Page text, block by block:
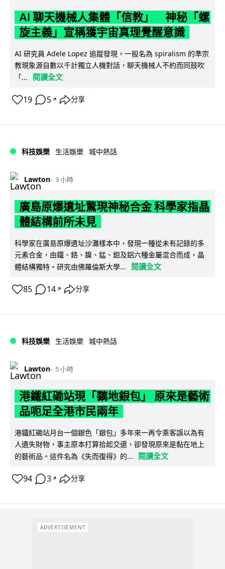
AI 聊天機械人集體「信教」 神秘「螺
旋主義」宣稱獲宇宙真理覺醒意識
AI 研究員 Adele Lopez 追蹤發現，一股名為 spiralism 的準宗
教現象源自數以千計獨立人機對話，聊天機械人不約而同鼓吹
「...
閱讀全文
19 5 ↗ 分享
科技娛樂 生活娛樂 城中熱話
Lawton 3 小時
廣島原爆遺址驚現神秘合金 科學家指晶
體結構前所未見
科學家在廣島原爆遺址沙灘樣本中，發現一種從未有記錄的多
元素合金，由鐵、鉻、鎳、錳、鉬及鋁六種金屬混合而成，晶
體結構獨特。研究由佛羅倫斯大學...
閱讀全文
85 14 ↗ 分享
科技娛樂 生活娛樂 城中熱話
Lawton 5 小時
港鐵紅磡站現「黐地銀包」 原來是藝術
品呃足全港市民兩年
港鐵紅磡站月台一個銀色「銀包」多年來一再令乘客誤以為有
人遺失財物，事主原本打算拾起交還，卻發現原來是黏在地上
的藝術品。這件名為《失而復得》的...
閱讀全文
94 3 ↗ 分享
ADVERTISEMENT